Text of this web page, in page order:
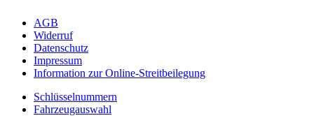
AGB
Widerruf
Datenschutz
Impressum
Information zur Online-Streitbeilegung
Schlüsselnummern
Fahrzeugauswahl